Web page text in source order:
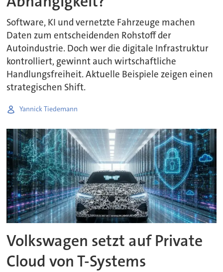
Software, KI und vernetzte Fahrzeuge machen
Daten zum entscheidenden Rohstoff der
Autoindustrie. Doch wer die digitale Infrastruktur
kontrolliert, gewinnt auch wirtschaftliche
Handlungsfreiheit. Aktuelle Beispiele zeigen einen
strategischen Shift.
Yannick Tiedemann
Volkswagen setzt auf Private
Cloud von T-Systems